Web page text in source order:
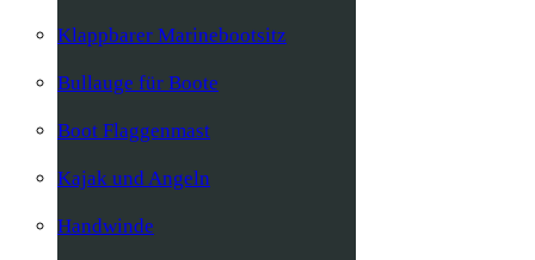
Klappbarer Marinebootsitz
Bullauge für Boote
Boot Flaggenmast
Kajak und Angeln
Handwinde